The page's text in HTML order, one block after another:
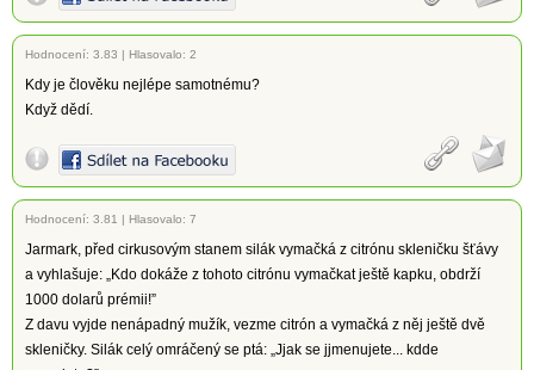
Hodnocení: 3.83 | Hlasovalo: 2
Kdy je člověku nejlépe samotnému?
Když dědí.
Hodnocení: 3.81 | Hlasovalo: 7
Jarmark, před cirkusovým stanem silák vymačká z citrónu skleničku šťávy
a vyhlašuje: „Kdo dokáže z tohoto citrónu vymačkat ještě kapku, obdrží
1000 dolarů prémii!”
Z davu vyjde nenápadný mužík, vezme citrón a vymačká z něj ještě dvě
skleničky. Silák celý omráčený se ptá: „Jjak se jjmenujete... kdde